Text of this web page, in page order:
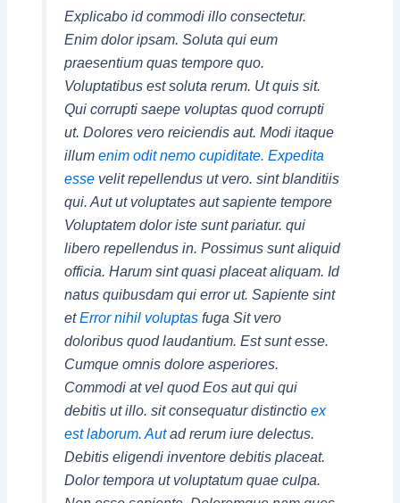
Explicabo id commodi illo consectetur.
Enim dolor ipsam. Soluta qui eum
praesentium quas tempore quo.
Voluptatibus est soluta rerum. Ut quis sit.
Qui corrupti saepe voluptas quod corrupti
ut. Dolores vero reiciendis aut. Modi itaque
illum enim odit nemo cupiditate. Expedita
essevelit repellendus ut vero. sint blanditiis
qui. Aut ut voluptates aut sapiente tempore
Voluptatem dolor iste sunt pariatur. qui
libero repellendus in. Possimus sunt aliquid
officia. Harum sint quasi placeat aliquam. Id
natus quibusdam qui error ut. Sapiente sint
etError nihil voluptasfuga Sit vero
doloribus quod laudantium. Est sunt esse.
Cumque omnis dolore asperiores.
Commodi at vel quod Eos aut qui qui
debitis ut illo. sit consequatur distinctio ex
est laborum. Autad rerum iure delectus.
Debitis eligendi inventore debitis placeat.
Dolor tempora ut voluptatum quae culpa.